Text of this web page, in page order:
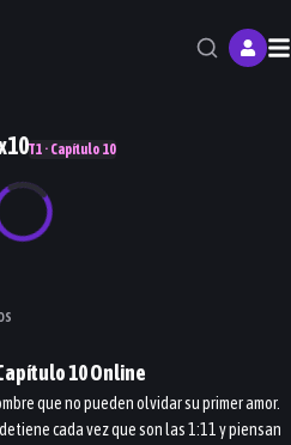
T1 · Capítulo 10
10Online
que no pueden olvidar su primer amor.
cada vez que son las 1:11 y piensan